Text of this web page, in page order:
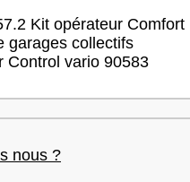
Kit opérateur Comfort
garages collectifs
Control vario 90583
nous ?